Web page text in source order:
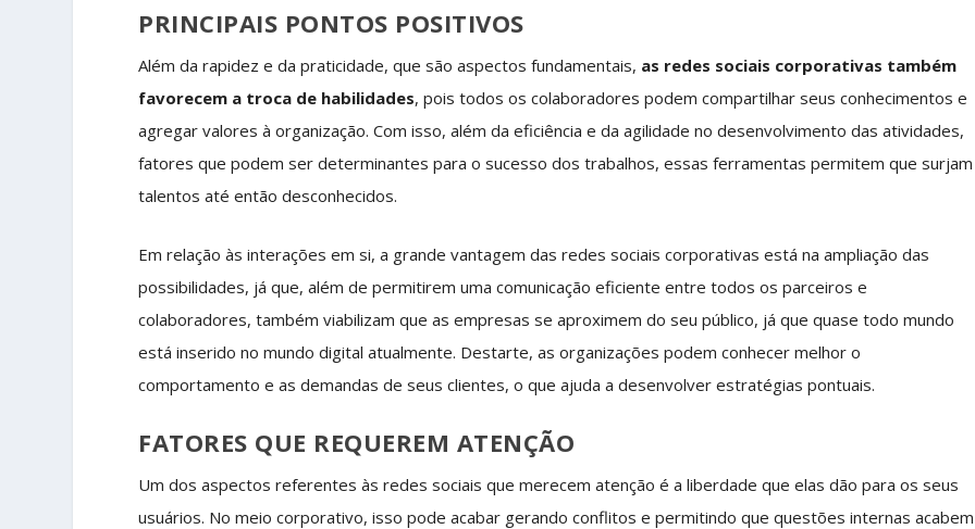
PRINCIPAIS PONTOS POSITIVOS
Além da rapidez e da praticidade, que são aspectos fundamentais, as redes sociais corporativas também
favorecem a troca de habilidades, pois todos os colaboradores podem compartilhar seus conhecimentos e
agregar valores à organização. Com isso, além da eficiência e da agilidade no desenvolvimento das atividades,
fatores que podem ser determinantes para o sucesso dos trabalhos, essas ferramentas permitem que surjam
talentos até então desconhecidos.
Em relação às interações em si, a grande vantagem das redes sociais corporativas está na ampliação das
possibilidades, já que, além de permitirem uma comunicação eficiente entre todos os parceiros e
colaboradores, também viabilizam que as empresas se aproximem do seu público, já que quase todo mundo
está inserido no mundo digital atualmente. Destarte, as organizações podem conhecer melhor o
comportamento e as demandas de seus clientes, o que ajuda a desenvolver estratégias pontuais.
FATORES QUE REQUEREM ATENÇÃO
Um dos aspectos referentes às redes sociais que merecem atenção é a liberdade que elas dão para os seus
usuários. No meio corporativo, isso pode acabar gerando conflitos e permitindo que questões internas acabem